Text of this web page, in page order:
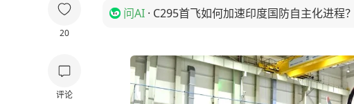
20
评论
问AI · C295首飞如何加速印度国防自主化进程？